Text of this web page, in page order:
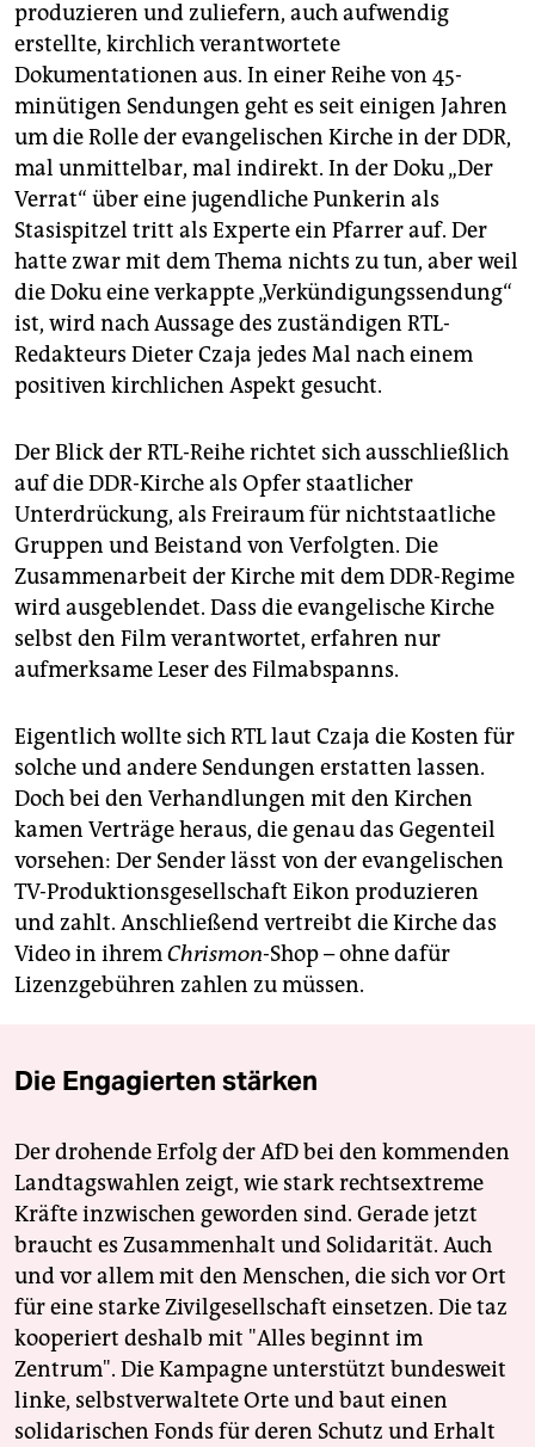
produzieren und zuliefern, auch aufwendig
erstellte, kirchlich verantwortete
Dokumentationen aus. In einer Reihe von 45-
minütigen Sendungen geht es seit einigen Jahren
um die Rolle der evangelischen Kirche in der DDR,
mal unmittelbar, mal indirekt. In der Doku „Der
Verrat“ über eine jugendliche Punkerin als
Stasispitzel tritt als Experte ein Pfarrer auf. Der
hatte zwar mit dem Thema nichts zu tun, aber weil
die Doku eine verkappte „Verkündigungssendung“
ist, wird nach Aussage des zuständigen RTL-
Redakteurs Dieter Czaja jedes Mal nach einem
positiven kirchlichen Aspekt gesucht.
Der Blick der RTL-Reihe richtet sich ausschließlich
auf die DDR-Kirche als Opfer staatlicher
Unterdrückung, als Freiraum für nichtstaatliche
Gruppen und Beistand von Verfolgten. Die
Zusammenarbeit der Kirche mit dem DDR-Regime
wird ausgeblendet. Dass die evangelische Kirche
selbst den Film verantwortet, erfahren nur
aufmerksame Leser des Filmabspanns.
Eigentlich wollte sich RTL laut Czaja die Kosten für
solche und andere Sendungen erstatten lassen.
Doch bei den Verhandlungen mit den Kirchen
kamen Verträge heraus, die genau das Gegenteil
vorsehen: Der Sender lässt von der evangelischen
TV-Produktionsgesellschaft Eikon produzieren
und zahlt. Anschließend vertreibt die Kirche das
Video in ihremChrismon-Shop – ohne dafür
Lizenzgebühren zahlen zu müssen.
Die Engagierten stärken
Der drohende Erfolg der AfD bei den kommenden
Landtagswahlen zeigt, wie stark rechtsextreme
Kräfte inzwischen geworden sind. Gerade jetzt
braucht es Zusammenhalt und Solidarität. Auch
und vor allem mit den Menschen, die sich vor Ort
für eine starke Zivilgesellschaft einsetzen. Die taz
kooperiert deshalb mit "Alles beginnt im
Zentrum". Die Kampagne unterstützt bundesweit
linke, selbstverwaltete Orte und baut einen
solidarischen Fonds für deren Schutz und Erhalt